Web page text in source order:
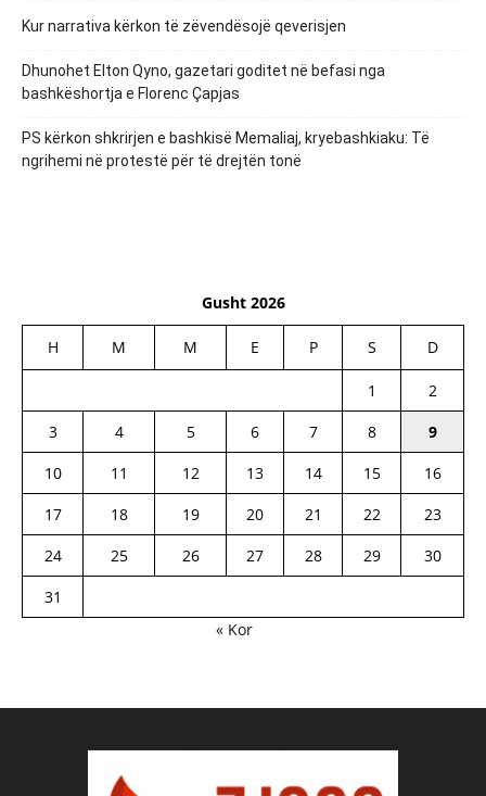
Kur narrativa kërkon të zëvendësojë qeverisjen
Dhunohet Elton Qyno, gazetari goditet në befasi nga
bashkëshortja e Florenc Çapjas
PS kërkon shkrirjen e bashkisë Memaliaj, kryebashkiaku: Të
ngrihemi në protestë për të drejtën tonë
Gusht 2026
H M M E P S D
1
2
3
4 5 6 7 8
9
10
11 12 13 14 15
16
17
18 19 20 21 22
23
24
25 26 27 28 29
30
31
« Kor